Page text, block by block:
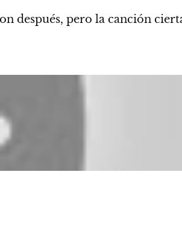
después, pero la canción